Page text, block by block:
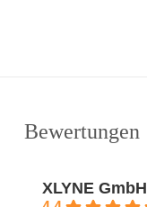
Bewertungen
XLYNE GmbH